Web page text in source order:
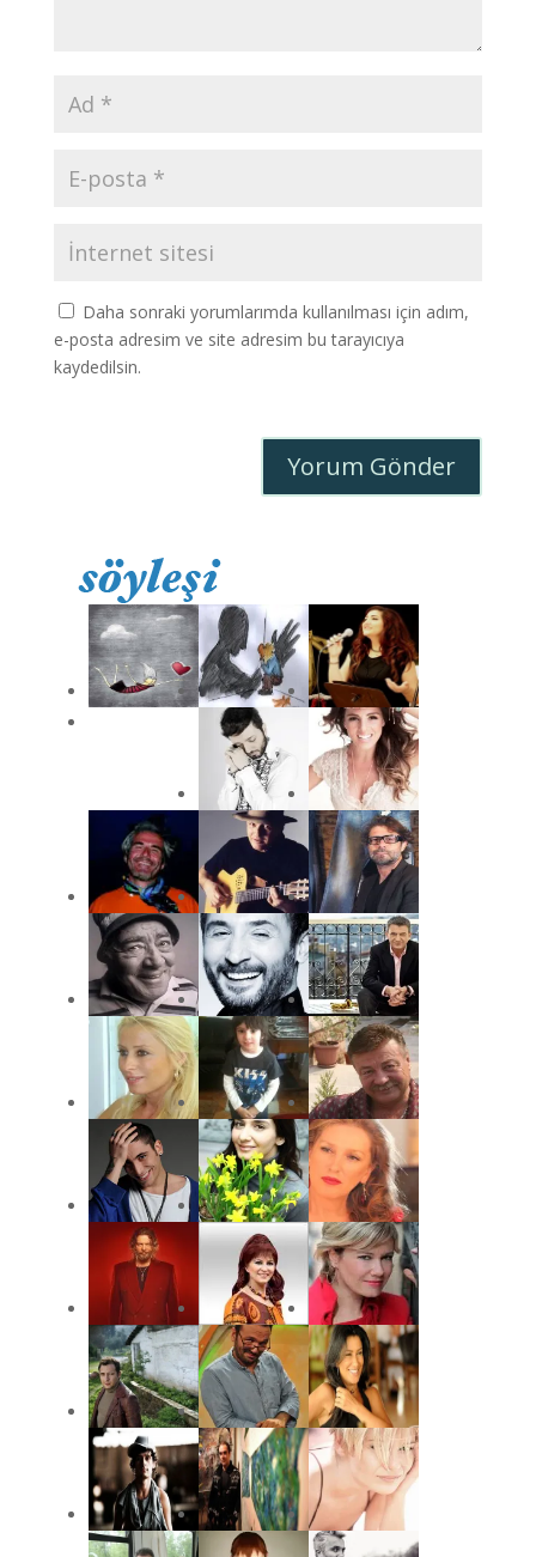
Daha sonraki yorumlarımda kullanılması için adım,
e-posta adresim ve site adresim bu tarayıcıya
kaydedilsin.